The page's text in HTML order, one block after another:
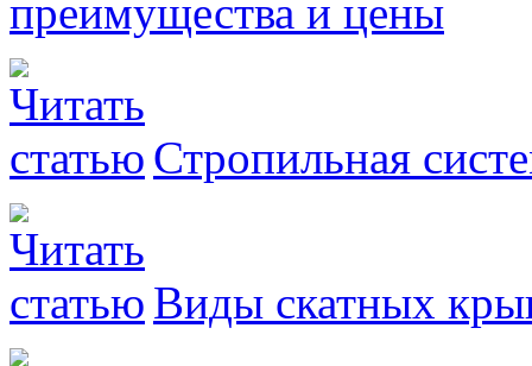
преимущества и цены
Стропильная
Виды скатных